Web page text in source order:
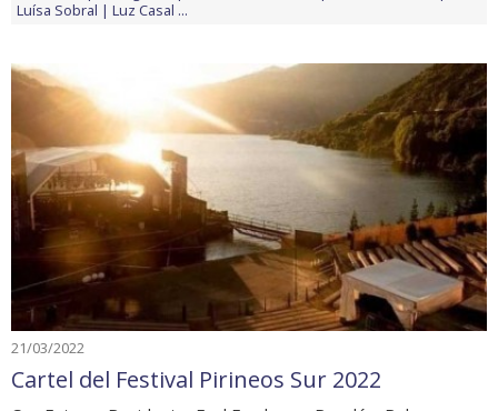
Luísa Sobral
Luz Casal ...
21/03/2022
Cartel del Festival Pirineos Sur 2022